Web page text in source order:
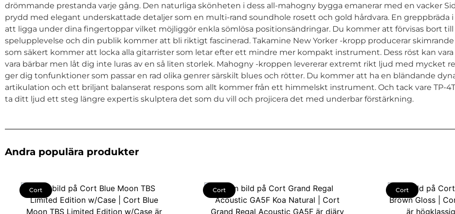
drömmande prestanda varje gång. Den naturliga skönheten i dess all-mahogny bygga emanerar med en vacker
prydd med elegant underskattade detaljer som en multi-rand soundhole rosett och gold hårdvara. En greppbräda
att ligga under dina fingertoppar vilket möjliggör enkla sömlösa positionsändringar. Du kommer att förvisas bort
spelupplevelse och din publik kommer att bli riktigt fascinerad. Takamine New Yorker -kropp producerar
som säkert kommer att locka alla gitarrister som letar efter ett mindre mer kompakt instrument. Dess röst kan
vara bärbar men låt dig inte luras av en så liten storlek. Mahogny -kroppen levererar extremt rikt ljud med mycket
ger dig tonfunktioner som passar en rad olika genrer särskilt blues och rötter. Du kommer att ha en bländande
artikulation och ett briljant balanserat respons som allt kommer från ett himmelskt instrument. Och tack vare TP-
ta ditt ljud ett steg längre expertis skulptera det som du vill och projicera det med underbar förstärkning.
Andra populära produkter
Cort Cort Cort